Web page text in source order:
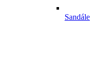
Sandále